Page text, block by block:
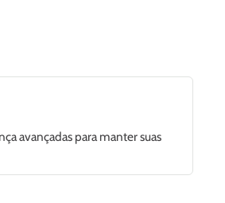
avançadas para manter suas